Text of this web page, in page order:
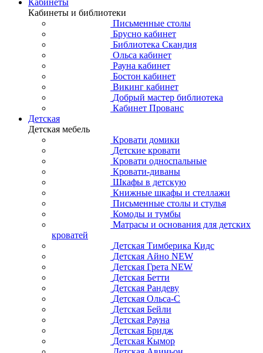
Кабинеты и библиотеки
Письменные столы
Брусно кабинет
Библиотека Скандия
Ольса кабинет
Рауна кабинет
Бостон кабинет
Викинг кабинет
Добрый мастер библиотека
Кабинет Прованс
Детская
Детская мебель
Кровати домики
Детские кровати
Кровати односпальные
Кровати-диваны
Шкафы в детскую
Книжные шкафы и стеллажи
Письменные столы и стулья
Комоды и тумбы
Матрасы и основания для детских
кроватей
Детская Тимберика Кидс
Детская Айно NEW
Детская Грета NEW
Детская Бетти
Детская Рандеву
Детская Ольса-С
Детская Бейли
Детская Рауна
Детская Бридж
Детская Кымор